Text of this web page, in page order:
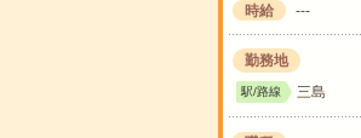
時給 ---
勤務地
駅/路線 三島